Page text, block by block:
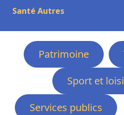
Santé Autres
Patrimoine
Sport et
Services publics